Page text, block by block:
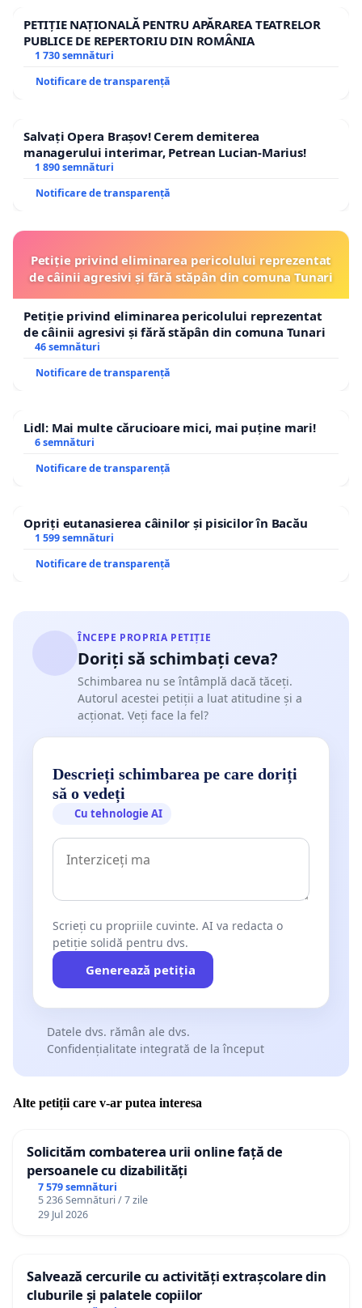
PETIȚIE NAȚIONALĂ PENTRU APĂRAREA TEATRELOR
PUBLICE DE REPERTORIU DIN ROMÂNIA
1 730 semnături
Notificare de transparență
Salvați Opera Brașov! Cerem demiterea
managerului interimar, Petrean Lucian-Marius!
1 890 semnături
Notificare de transparență
Petiție privind eliminarea pericolului reprezentat
de câinii agresivi și fără stăpân din comuna Tunari
Petiție privind eliminarea pericolului reprezentat
de câinii agresivi și fără stăpân din comuna Tunari
46 semnături
Notificare de transparență
Lidl: Mai multe cărucioare mici, mai puține mari!
6 semnături
Notificare de transparență
Opriți eutanasierea câinilor și pisicilor în Bacău
1 599 semnături
Notificare de transparență
ÎNCEPE PROPRIA PETIȚIE
Doriți să schimbați ceva?
Schimbarea nu se întâmplă dacă tăceți.
Autorul acestei petiții a luat atitudine și a
acționat. Veți face la fel?
Descrieți schimbarea pe care doriți
să o vedeți
Cu tehnologie AI
Scrieți cu propriile cuvinte. AI va redacta o
petiție solidă pentru dvs.
Generează petiția
Datele dvs. rămân ale dvs.
Confidențialitate integrată de la început
Alte petiții care v-ar putea interesa
Solicităm combaterea urii online față de
persoanele cu dizabilități
7 579 semnături
5 236 Semnături / 7 zile
29 Jul 2026
Salvează cercurile cu activități extrașcolare din
cluburile și palatele copiilor